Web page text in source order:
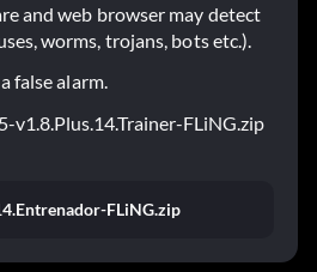
and web browser may detect
worms, trojans, bots etc.).
false alarm.
v1.8.Plus.14.Trainer-FLiNG.zip
FLiNG.zip